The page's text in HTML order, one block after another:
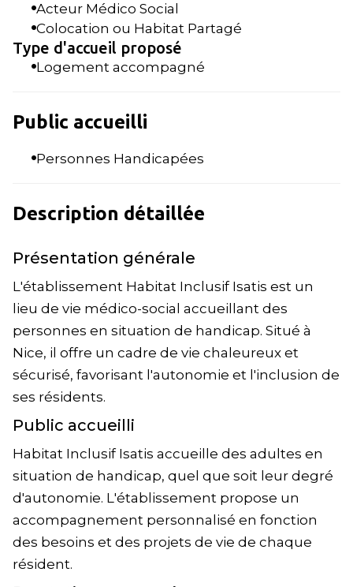
Acteur Médico Social
Colocation ou Habitat Partagé
Type d'accueil proposé
Logement accompagné
Public accueilli
Personnes Handicapées
Description détaillée
Présentation générale
L'établissement Habitat Inclusif Isatis est un
lieu de vie médico-social accueillant des
personnes en situation de handicap. Situé à
Nice, il offre un cadre de vie chaleureux et
sécurisé, favorisant l'autonomie et l'inclusion de
ses résidents.
Public accueilli
Habitat Inclusif Isatis accueille des adultes en
situation de handicap, quel que soit leur degré
d'autonomie. L'établissement propose un
accompagnement personnalisé en fonction
des besoins et des projets de vie de chaque
résident.